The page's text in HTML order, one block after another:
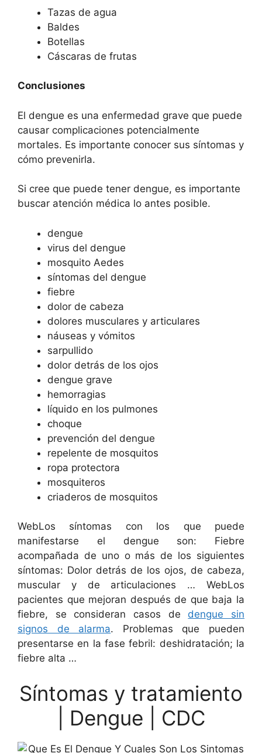
Tazas de agua
Baldes
Botellas
Cáscaras de frutas
Conclusiones
El dengue es una enfermedad grave que puede
causar complicaciones potencialmente
mortales. Es importante conocer sus síntomas y
cómo prevenirla.
Si cree que puede tener dengue, es importante
buscar atención médica lo antes posible.
dengue
virus del dengue
mosquito Aedes
síntomas del dengue
fiebre
dolor de cabeza
dolores musculares y articulares
náuseas y vómitos
sarpullido
dolor detrás de los ojos
dengue grave
hemorragias
líquido en los pulmones
choque
prevención del dengue
repelente de mosquitos
ropa protectora
mosquiteros
criaderos de mosquitos
WebLos síntomas con los que puede
manifestarse el dengue son: Fiebre
acompañada de uno o más de los siguientes
síntomas: Dolor detrás de los ojos, de cabeza,
muscular y de articulaciones … WebLos
pacientes que mejoran después de que baja la
fiebre, se consideran casos de dengue sin
signos de alarma. Problemas que pueden
presentarse en la fase febril: deshidratación; la
fiebre alta …
Síntomas y tratamiento
| Dengue | CDC